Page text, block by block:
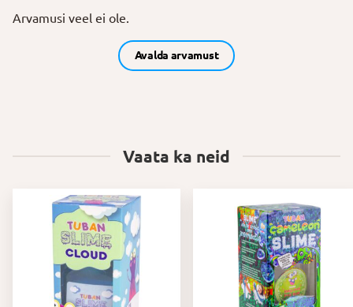
Arvamusi veel ei ole.
Avalda arvamust
Vaata ka neid